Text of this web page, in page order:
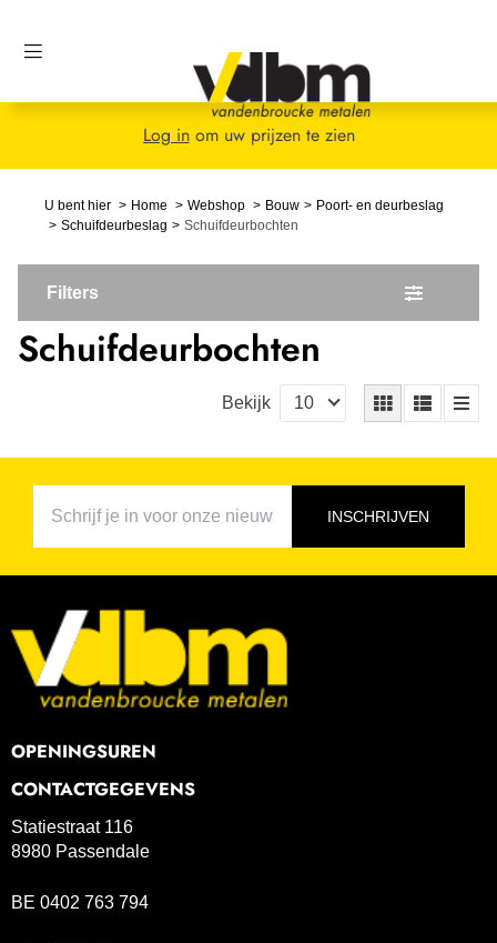
Log inom uw prijzen te zien
U bent hier Home Webshop Bouw
Poort- en deurbeslag
Schuifdeurbeslag
Schuifdeurbochten
Filters
Schuifdeurbochten
Bekijk
INSCHRIJVEN
OPENINGSUREN
CONTACTGEGEVENS
Statiestraat 116
8980 Passendale
BE 0402 763 794